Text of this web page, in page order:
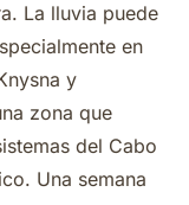
La lluvia puede
en
y
zona que
del Cabo
Una semana